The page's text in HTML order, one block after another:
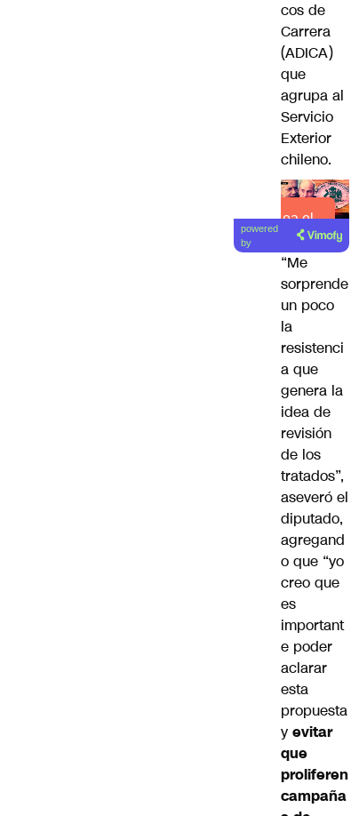
cos de
Carrera
(ADICA)
que
agrupa al
Servicio
Exterior
chileno.
Lea el
artículo
powered
by
“Me
sorprende
un poco
la
resistenci
a que
genera la
idea de
revisión
de los
tratados”,
aseveró el
diputado,
agregand
o que “yo
creo que
es
important
e poder
aclarar
esta
propuesta
y evitar
que
proliferen
campaña